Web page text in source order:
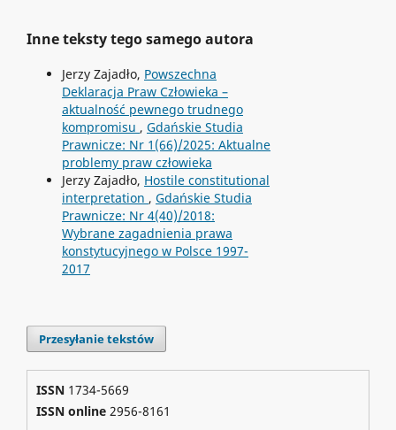
Inne teksty tego samego autora
Jerzy Zajadło, Powszechna
Deklaracja Praw Człowieka –
aktualność pewnego trudnego
kompromisu , Gdańskie Studia
Prawnicze: Nr 1(66)/2025: Aktualne
problemy praw człowieka
Jerzy Zajadło, Hostile constitutional
interpretation , Gdańskie Studia
Prawnicze: Nr 4(40)/2018:
Wybrane zagadnienia prawa
konstytucyjnego w Polsce 1997-
2017
Przesyłanie tekstów
ISSN 1734-5669
ISSN online2956-8161